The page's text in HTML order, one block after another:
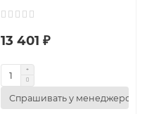
13 401 ₽
Спрашивать у менеджеров